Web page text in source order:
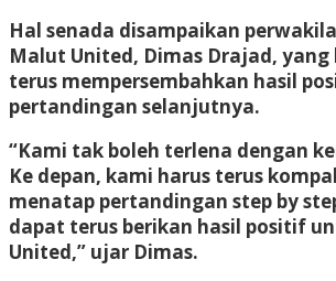
Hal senada disampaikan
Malut United, Dimas Drajad,
terus mempersembahkan hasil
pertandingan selanjutnya.
“Kami tak boleh terlena dengan
Ke depan, kami harus terus
menatap pertandingan step by
dapat terus berikan hasil positif
United,” ujar Dimas.